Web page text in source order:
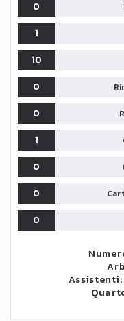
0
1
10
0
0
1
0
0
0
Assistenti: